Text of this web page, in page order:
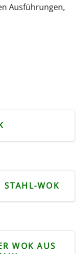
Ausführungen,
STAHL-WOK
WOK AUS